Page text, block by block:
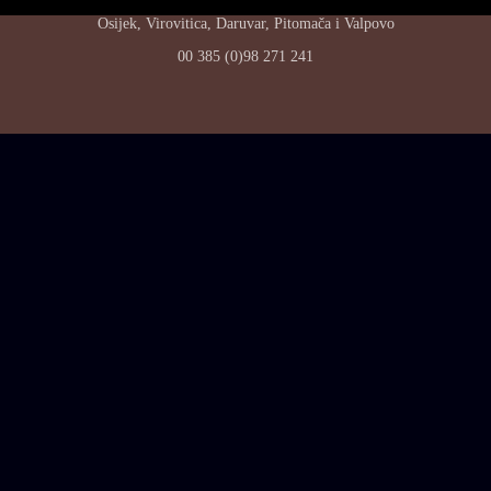
Osijek, Virovitica, Daruvar, Pitomača i Valpovo
00 385 (0)98 271 241